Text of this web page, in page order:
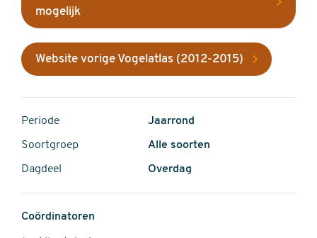
mogelijk
Website vorige Vogelatlas (2012-2015)
Periode Jaarrond
Soortgroep Alle soorten
Dagdeel Overdag
Coördinatoren